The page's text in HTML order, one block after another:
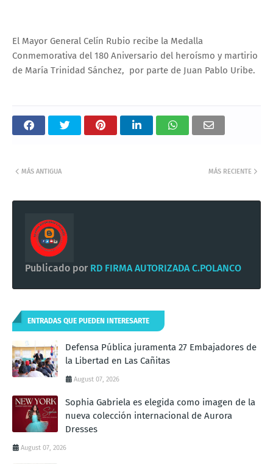
El Mayor General Celín Rubio recibe la Medalla
Conmemorativa del 180 Aniversario del heroísmo y martirio
de María Trinidad Sánchez, por parte de Juan Pablo Uribe.
MÁS RECIENTE
MÁS ANTIGUA
Publicado por RD FIRMA AUTORIZADA C.POLANCO
ENTRADAS QUE PUEDEN INTERESARTE
Defensa Pública juramenta 27 Embajadores de
la Libertad en Las Cañitas
August 07, 2026
Sophia Gabriela es elegida como imagen de la
nueva colección internacional de Aurora
Dresses
August 07, 2026